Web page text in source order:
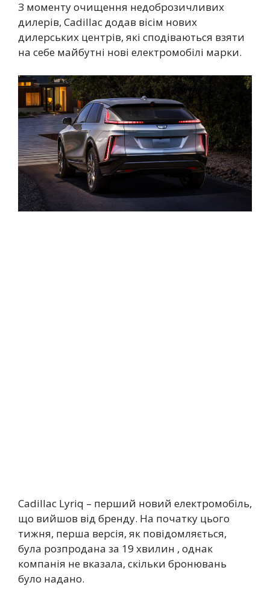
З моменту очищення недоброзичливих
дилерів, Cadillac додав вісім нових
дилерських центрів, які сподіваються взяти
на себе майбутні нові електромобілі марки.
Cadillac Lyriq – перший новий електромобіль,
що вийшов від бренду. На початку цього
тижня, перша версія, як повідомляється,
була розпродана за 19 хвилин , однак
компанія не вказала, скільки бронювань
було надано.